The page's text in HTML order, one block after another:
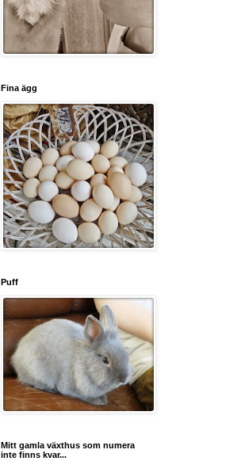
Fina ägg
Puff
Mitt gamla växthus som numera
inte finns kvar...